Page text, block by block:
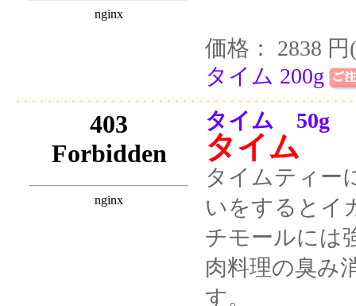
価格： 2838
タイム 200g
タイム 50g
タイム
タイムティー
いをするとイ
チモールには
肉料理の臭み
す。